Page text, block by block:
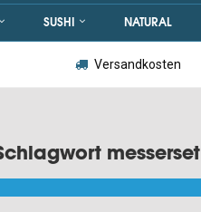
SUSHI NATURAL
Versandkosten
messerset